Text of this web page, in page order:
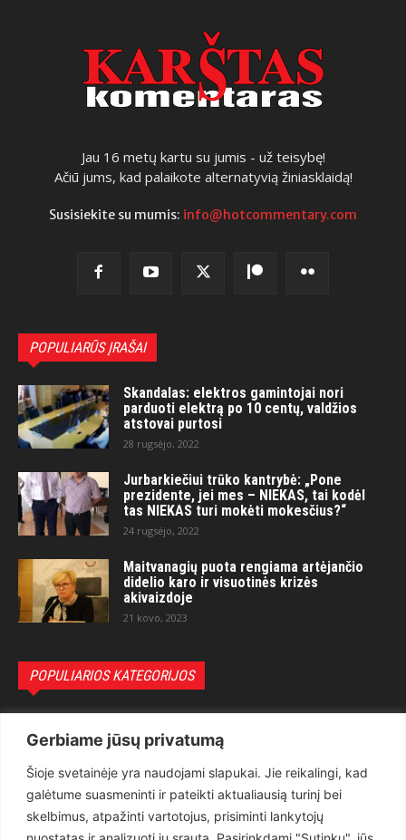
Gerbiame jūsų privatumą
Šioje svetainėje yra naudojami slapukai. Jie reikalingi, kad
galėtume suasmeninti ir pateikti aktualiausią turinį bei
skelbimus, atpažinti vartotojus, prisiminti lankytojų
Jau 16 metų kartu su jumis - už teisybę!
Ačiū jums, kad palaikote alternatyvią žiniasklaidą!
Susisiekite su mumis: info@hotcommentary.com
POPULIARŪS ĮRAŠAI
Skandalas: elektros gamintojai nori
parduoti elektrą po 10 centų, valdžios
atstovai purtosi
28 rugsėjo, 2022
Jurbarkiečiui trūko kantrybė: „Pone
prezidente, jei mes – NIEKAS, tai kodėl
tas NIEKAS turi mokėti mokesčius?“
24 rugsėjo, 2022
Maitvanagių puota rengiama artėjančio
didelio karo ir visuotinės krizės
akivaizdoje
21 kovo, 2023
POPULIARIOS KATEGORIJOS
Teisėsauga
1497
Aktualu
Lietuva
619